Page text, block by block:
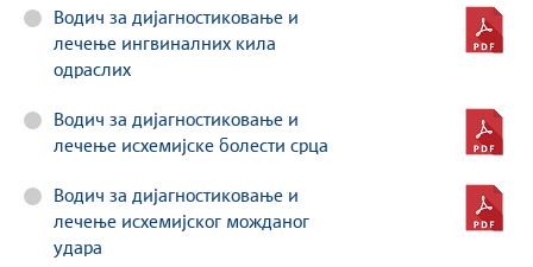
Водич за дијагностиковање и
лечење ингвиналних кила
одраслих
Водич за дијагностиковање и
лечење исхемијске болести срца
Водич за дијагностиковање и
лечење исхемијског можданог
удара